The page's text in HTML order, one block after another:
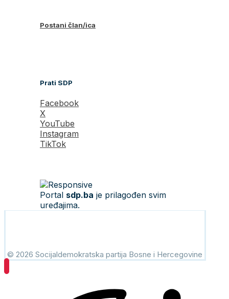
Postani član/ica
Prati SDP
Facebook
X
YouTube
Instagram
TikTok
Portal sdp.ba je prilagođen svim
uređajima.
© 2026 Socijaldemokratska partija Bosne i Hercegovine